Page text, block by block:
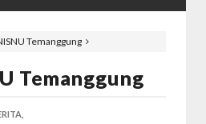
Temanggung
Temanggung